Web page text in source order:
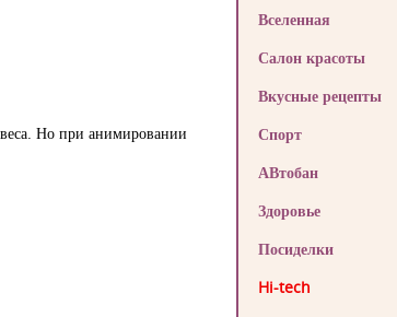
Но при анимировании
Вселенная
Салон красоты
Вкусные рецепты
Спорт
АВтобан
Здоровье
Посиделки
Hi-tech